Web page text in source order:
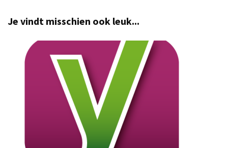
Je vindt misschien ook leuk...